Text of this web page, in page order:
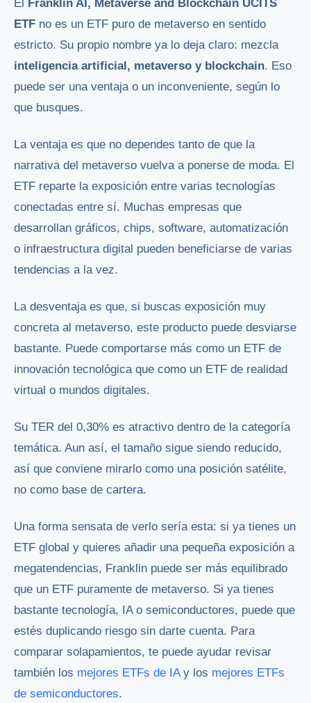
El
Franklin AI, Metaverse and Blockchain UCITS
ETF no es un ETF puro de metaverso en sentido
estricto. Su propio nombre ya lo deja claro: mezcla
inteligencia artificial, metaverso y blockchain. Eso
puede ser una ventaja o un inconveniente, según lo
que busques.
La ventaja es que no dependes tanto de que la
narrativa del metaverso vuelva a ponerse de moda. El
ETF reparte la exposición entre varias tecnologías
conectadas entre sí. Muchas empresas que
desarrollan gráficos, chips, software, automatización
o infraestructura digital pueden beneficiarse de varias
tendencias a la vez.
La desventaja es que, si buscas exposición muy
concreta al metaverso, este producto puede desviarse
bastante. Puede comportarse más como un ETF de
innovación tecnológica que como un ETF de realidad
virtual o mundos digitales.
Su TER del 0,30% es atractivo dentro de la categoría
temática. Aun así, el tamaño sigue siendo reducido,
así que conviene mirarlo como una posición satélite,
no como base de cartera.
Una forma sensata de verlo sería esta: si ya tienes un
ETF global y quieres añadir una pequeña exposición a
megatendencias, Franklin puede ser más equilibrado
que un ETF puramente de metaverso. Si ya tienes
bastante tecnología, IA o semiconductores, puede que
estés duplicando riesgo sin darte cuenta. Para
comparar solapamientos, te puede ayudar revisar
también los mejores ETFs de IAy los mejores ETFs
de semiconductores.